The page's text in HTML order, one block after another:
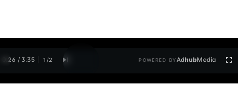
0:27 / 3:35 1 /2 POWERED BYAdhubMedia